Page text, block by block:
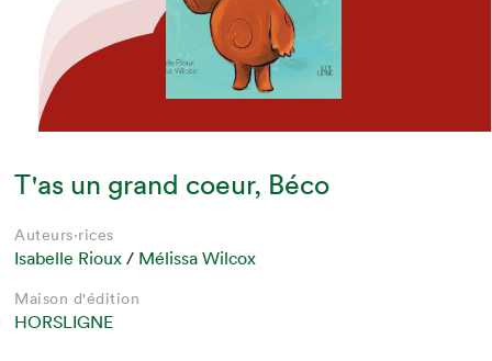
T'as un grand coeur, Béco
Auteurs·rices
Isabelle Rioux / Mélissa Wilcox
Maison d'édition
HORSLIGNE